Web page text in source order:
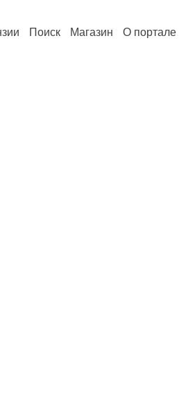
Поиск Магазин О портале